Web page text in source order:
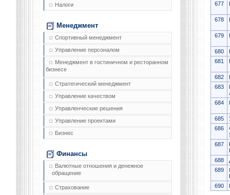
Налоги
Менеджмент
Спортивный менеджмент
Управление персоналом
Менеджмент в гостиничном и ресторанном
бизнесе
Стратегический менеджмент
Управление качеством
Управленческие решения
Управление проектами
Бизнес
Финансы
Валютные отношения и денежное
обращение
Страхование
677
678
679
680
681
682
683
684
685
686
687
688
689
690